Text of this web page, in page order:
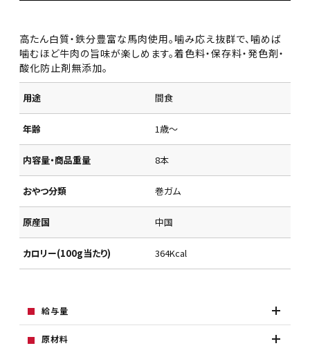
高たん白質・鉄分豊富な馬肉使用。噛み応え抜群で、噛めば
噛むほど牛肉の旨味が楽しめます。着色料・保存料・発色剤・
酸化防止剤無添加。
用途 間食
年齢 1歳～
内容量・商品重量 8本
おやつ分類 巻ガム
原産国 中国
カロリー(100g当たり) 364Kcal
給与量
原材料